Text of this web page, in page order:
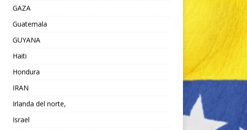
GAZA
Guatemala
GUYANA
Haiti
Hondura
IRAN
Irlanda del norte,
Israel